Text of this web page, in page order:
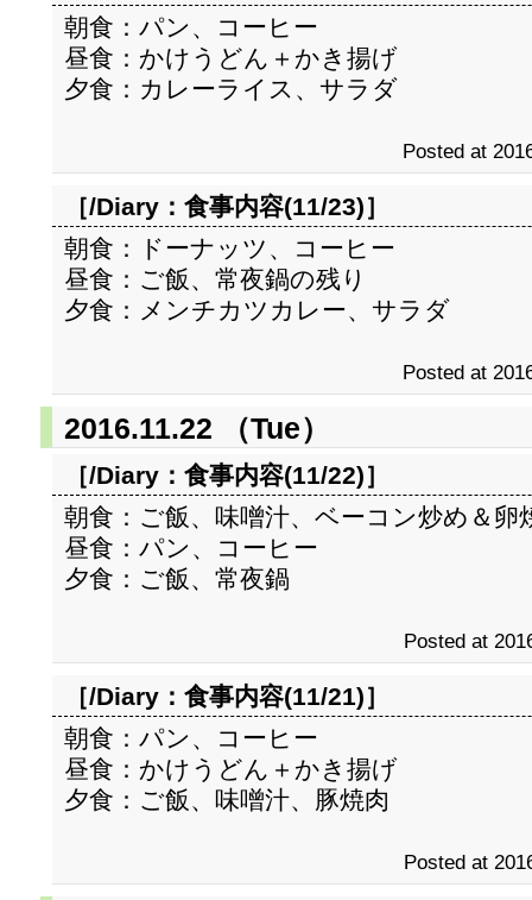
朝食：パン、コーヒー
昼食：かけうどん＋かき揚げ
夕食：カレーライス、サラダ
Posted at
［/Diary： 食事内容(11/23)］
朝食：ドーナッツ、コーヒー
昼食：ご飯、常夜鍋の残り
夕食：メンチカツカレー、サラダ
Posted at
2016.11.22 （Tue）
［/Diary： 食事内容(11/22)］
朝食：ご飯、味噌汁、ベーコン炒め＆卵
昼食：パン、コーヒー
夕食：ご飯、常夜鍋
Posted at
［/Diary： 食事内容(11/21)］
朝食：パン、コーヒー
昼食：かけうどん＋かき揚げ
夕食：ご飯、味噌汁、豚焼肉
Posted at